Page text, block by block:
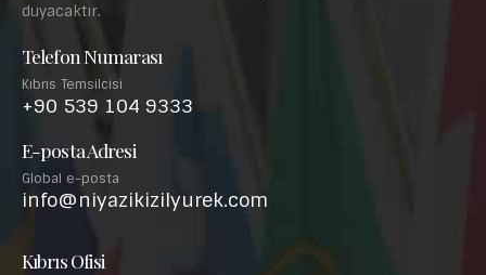
duyacaktır.
Telefon Numarası
Kıbrıs Temsilcisi
+90 539 104 9333
E-posta Adresi
Global e-posta
info@niyazikizilyurek.com
Kıbrıs Ofisi